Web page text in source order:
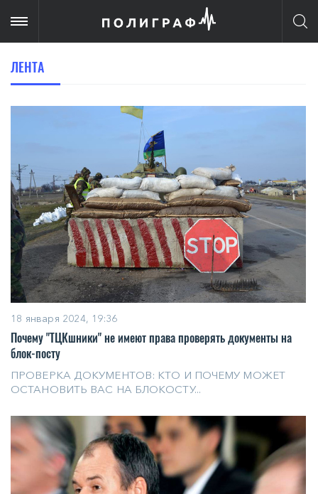
ЛЕНТА
18 января 2024, 19:36
Почему "ТЦКшники" не имеют права проверять документы на
блок-посту
ПРОВЕРКА ДОКУМЕНТОВ: КТО И ПОЧЕМУ МОЖЕТ
ОСТАНОВИТЬ ВАС НА БЛОКОСТУ...